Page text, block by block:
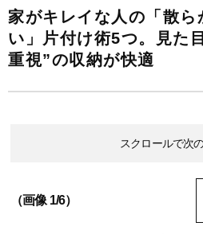
家がキレイな人の「散
い」片付け術5つ。見た
重視”の収納が快適
スクロールで次
（画像 1/6）